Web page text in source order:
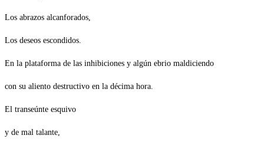
Los abrazos alcanforados,
Los deseos escondidos.
En la plataforma de las inhibiciones y algún ebrio maldiciendo
con su aliento destructivo en la décima hora.
El transeúnte esquivo
y de mal talante,